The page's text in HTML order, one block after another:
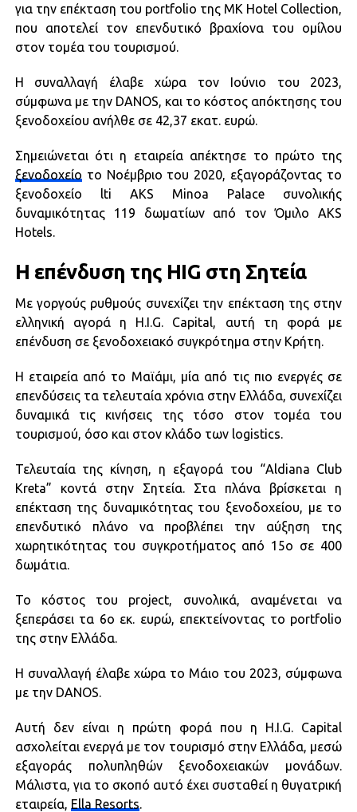
για την επέκταση του portfolio της MK Hotel Collection,
που αποτελεί τον επενδυτικό βραχίονα του ομίλου
στον τομέα του τουρισμού.
H συναλλαγή έλαβε χώρα τον Ιούνιο του 2023,
σύμφωνα με την DANOS, και το κόστος απόκτησης του
ξενοδοχείου ανήλθε σε 42,37 εκατ. ευρώ.
Σημειώνεται ότι η εταιρεία απέκτησε το πρώτο της
ξενοδοχείο το Νοέμβριο του 2020, εξαγοράζοντας το
ξενοδοχείο lti AKS Minoa Palace συνολικής
δυναμικότητας 119 δωματίων από τον Όμιλο AKS
Hotels.
Η επένδυση της HIG στη Σητεία
Με γοργούς ρυθμούς συνεχίζει την επέκταση της στην
ελληνική αγορά η H.I.G. Capital, αυτή τη φορά με
επένδυση σε ξενοδοχειακό συγκρότημα στην Κρήτη.
Η εταιρεία από το Μαϊάμι, μία από τις πιο ενεργές σε
επενδύσεις τα τελευταία χρόνια στην Ελλάδα, συνεχίζει
δυναμικά τις κινήσεις της τόσο στον τομέα του
τουρισμού, όσο και στον κλάδο των logistics.
Τελευταία της κίνηση, η εξαγορά του “Aldiana Club
Kreta” κοντά στην Σητεία. Στα πλάνα βρίσκεται η
επέκταση της δυναμικότητας του ξενοδοχείου, με το
επενδυτικό πλάνο να προβλέπει την αύξηση της
χωρητικότητας του συγκροτήματος από 15ο σε 400
δωμάτια.
Το κόστος του project, συνολικά, αναμένεται να
ξεπεράσει τα 6ο εκ. ευρώ, επεκτείνοντας το portfolio
της στην Ελλάδα.
H συναλλαγή έλαβε χώρα το Μάιο του 2023, σύμφωνα
με την DANOS.
Αυτή δεν είναι η πρώτη φορά που η H.I.G. Capital
ασχολείται ενεργά με τον τουρισμό στην Ελλάδα, μεσώ
εξαγοράς πολυπληθών ξενοδοχειακών μονάδων.
Μάλιστα, για το σκοπό αυτό έχει συσταθεί η θυγατρική
εταιρεία, Ella Resorts.